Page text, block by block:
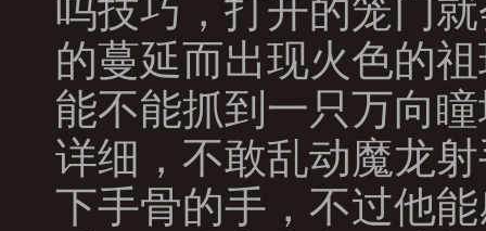
吗技巧，打开的笼门
的蔓延而出现火色的
能不能抓到一只万向
详细，不敢乱动魔龙
下手骨的手，不过他